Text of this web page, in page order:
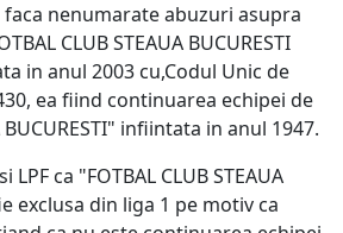
nenumarate abuzuri asupra
CLUB STEAUA BUCURESTI
in anul 2003 cu,Codul Unic de
ea fiind continuarea echipei de
BUCURESTI" infiintata in anul 1947.
LPF ca "FOTBAL CLUB STEAUA
exclusa din liga 1 pe motiv ca